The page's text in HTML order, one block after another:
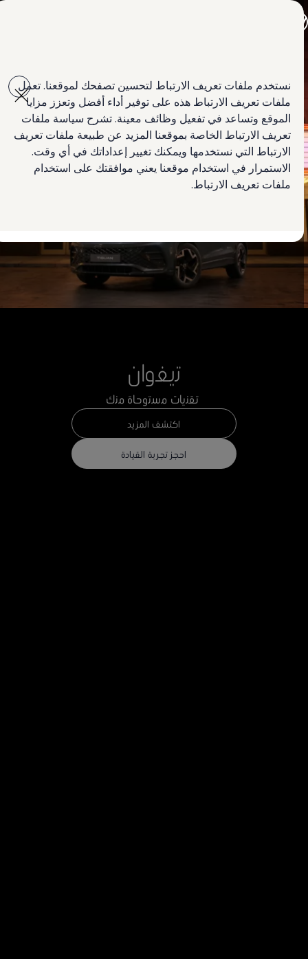
نستخدم ملفات تعريف الارتباط لتحسين تصفحك لموقعنا. تعمل
ملفات تعريف الارتباط هذه على توفير أداء أفضل وتعزز مزايا
الموقع وتساعد في تفعيل وظائف معينة. تشرح سياسة ملفات
تعريف الارتباط الخاصة بموقعنا المزيد عن طبيعة ملفات تعريف
الارتباط التي نستخدمها ويمكنك تغيير إعداداتك في أي وقت.
الاستمرار في استخدام موقعنا يعني موافقتك على استخدام
ملفات تعريف الارتباط.
main
content
footer
تي روك
تيغوان
تيرامونت
طوارق
سيارة أماروك الجديدة
كادي كارغو
كرافتر
العروض
السيارات المستعملة
لمالكي وأصحاب السيارة
ﺗﯾﻐوان
ﺗﻘﻧﯾﺎت ﻣﺳﺗوﺣﺎة ﻣﻧك
اكتشف المزيد
احجز تجربة القيادة